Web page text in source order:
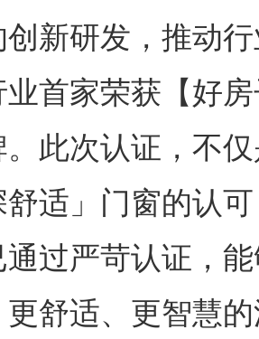
新研发，推动
业首家荣获【好
此次认证，不
适」门窗的认
过严苛认证，
舒适、更智慧